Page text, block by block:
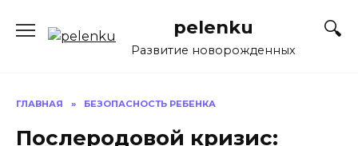
содержанию
pelenku
Развитие новорожденных
ГЛАВНАЯ » БЕЗОПАСНОСТЬ РЕБЕНКА
Послеродовой кризис: